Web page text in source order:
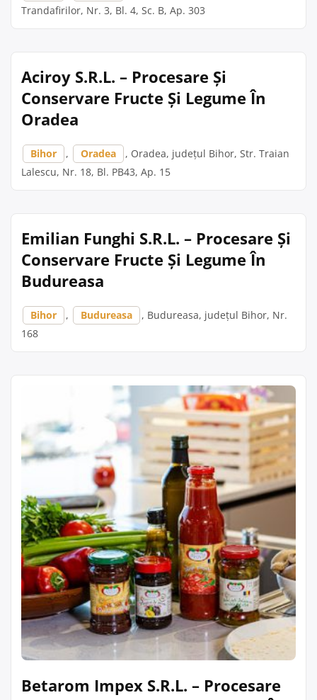
Trandafirilor, Nr. 3, Bl. 4, Sc. B, Ap. 303
Aciroy S.R.L. – Procesare Și
Conservare Fructe Și Legume În
Oradea
Bihor , Oradea
, Oradea, județul Bihor, Str. Traian
Lalescu, Nr. 18, Bl. PB43, Ap. 15
Emilian Funghi S.R.L. – Procesare Și
Conservare Fructe Și Legume În
Budureasa
Bihor , Budureasa
, Budureasa, județul Bihor, Nr.
168
Betarom Impex S.R.L. – Procesare